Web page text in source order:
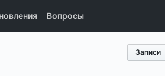
Вопросы
Записи